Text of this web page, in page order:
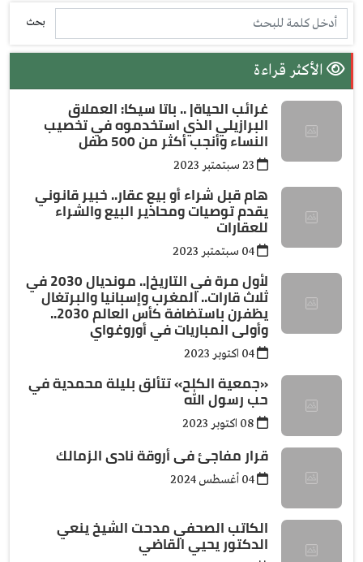
بحث
الأكثر قراءة
غرائب الحياة| .. باتا سيكا: العملاق
البرازيلي الذي استخدموه في تخصيب
النساء وأنجب أكثر من 500 طفل
هام قبل شراء أو بيع عقار.. خبير قانوني
يقدم توصيات ومحاذير البيع والشراء
للعقارات
لأول مرة في التاريخ|.. مونديال 2030 في
ثلاث قارات.. المغرب وإسبانيا والبرتغال
يظفرن باستضافة كأس العالم 2030..
وأولى المباريات في أوروغواي
«جمعية الكلح» تتألق بليلة محمدية في
حب رسول الله
قرار مفاجئ فى أروقة نادى الزمالك
الكاتب الصحفي مدحت الشيخ ينعي
الدكتور يحيي القاضي